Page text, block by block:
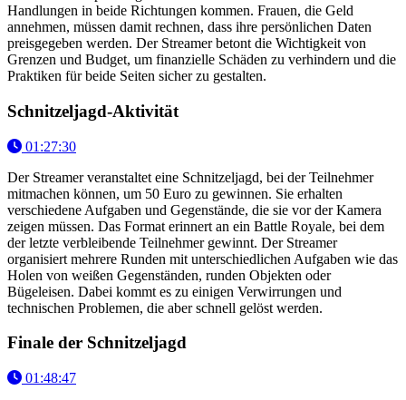
Handlungen in beide Richtungen kommen. Frauen, die Geld
annehmen, müssen damit rechnen, dass ihre persönlichen Daten
preisgegeben werden. Der Streamer betont die Wichtigkeit von
Grenzen und Budget, um finanzielle Schäden zu verhindern und die
Praktiken für beide Seiten sicher zu gestalten.
Schnitzeljagd-Aktivität
01:27:30
Der Streamer veranstaltet eine Schnitzeljagd, bei der Teilnehmer
mitmachen können, um 50 Euro zu gewinnen. Sie erhalten
verschiedene Aufgaben und Gegenstände, die sie vor der Kamera
zeigen müssen. Das Format erinnert an ein Battle Royale, bei dem
der letzte verbleibende Teilnehmer gewinnt. Der Streamer
organisiert mehrere Runden mit unterschiedlichen Aufgaben wie das
Holen von weißen Gegenständen, runden Objekten oder
Bügeleisen. Dabei kommt es zu einigen Verwirrungen und
technischen Problemen, die aber schnell gelöst werden.
Finale der Schnitzeljagd
01:48:47